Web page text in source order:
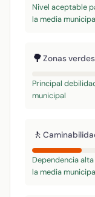
Nivel aceptable
la media
🌳Zonas verdes
Principal
municipal
🚶
Dependencia
la media